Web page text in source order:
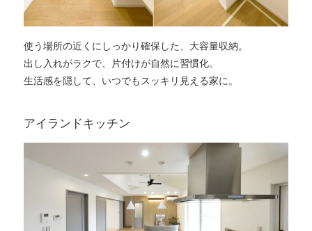
使う場所の近くにしっかり確保した、大容量収納。
出し入れがラクで、片付けが自然に習慣化。
生活感を隠して、いつでもスッキリ見える家に。
アイランドキッチン